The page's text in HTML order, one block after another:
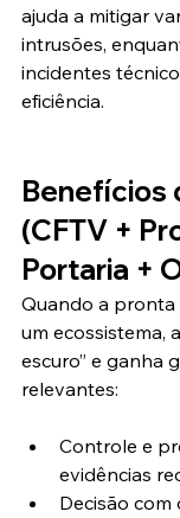
ajuda a mitigar
intrusões,
incidentes
eficiência.
Benefícios
(CFTV +
Portaria +
Quando a
um ecossistema,
escuro” e ganha
relevantes:
Controle e
evidências
Decisão com